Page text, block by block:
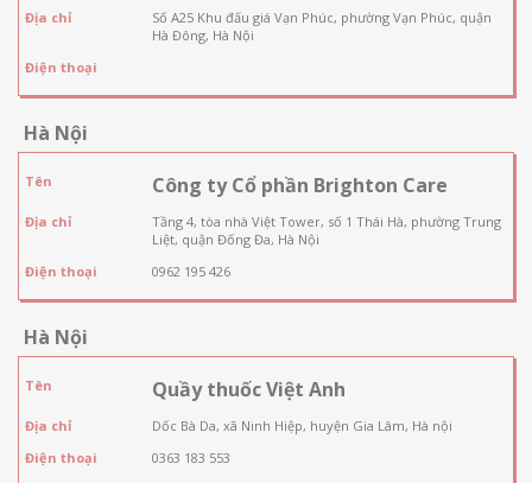
Địa chỉ
Số A25 Khu đấu giá Vạn Phúc, phường Vạn Phúc, quận
Hà Đông, Hà Nội
Điện thoại
Hà Nội
Tên Công ty Cổ phần Brighton Care
Địa chỉ
Tầng 4, tòa nhà Việt Tower, số 1 Thái Hà, phường Trung
Liệt, quận Đống Đa, Hà Nội
Điện thoại
0962 195 426
Hà Nội
Tên Quầy thuốc Việt Anh
Địa chỉ
Dốc Bà Da, xã Ninh Hiệp, huyện Gia Lâm, Hà nội
Điện thoại
0363 183 553